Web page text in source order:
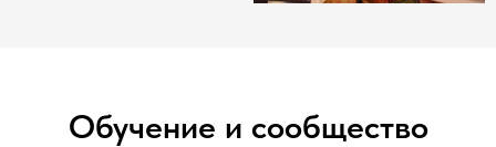
Обучение и сообщество